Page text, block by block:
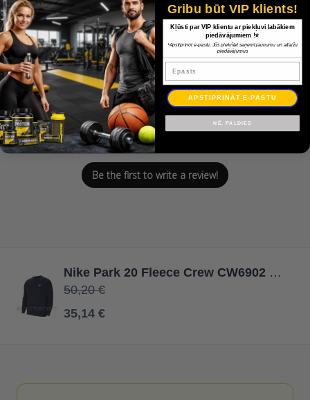
Customer Reviews
We’re looking for stars!
Let us know what you think
Be the first to write a review!
Nike Park 20 Fleece Crew CW6902 451 / Jūras zila / XXXL
50,20 €
35,14 €
Gribu būt VIP klients!
Kļūsti par VIP klientu ar piekļuvi labākiem
piedāvājumiem !⭐
*Apstiprinot e-pastu, Jūs piekrītat saņemt jaunumu un atlaižu
piedāvājumus
Epasts
APSTIPRINĀT E-PASTU
NĒ, PALDIES